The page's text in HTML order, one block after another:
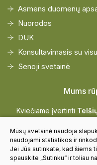
Asmens duomenų
Nuorodos
DUK
Konsultavimasis su
Senoji svetainė
Mums
Kviečiame įvertinti
Mūsų svetainė naudoja
naudojami statistikos ir
Jei Jūs sutinkate, kad šiems
spauskite „Sutinku“ ir toliau